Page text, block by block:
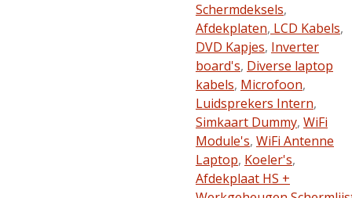
Schermdeksels,
Afdekplaten, LCD Kabels,
DVD Kapjes, Inverter
board's, Diverse laptop
kabels, Microfoon,
Luidsprekers Intern,
Simkaart Dummy, WiFi
Module's, WiFi Antenne
Laptop, Koeler's,
Afdekplaat HS +